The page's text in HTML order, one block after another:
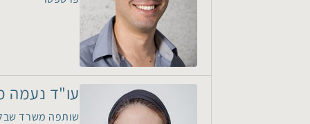
עו"ד נעמה
שותפה משרד